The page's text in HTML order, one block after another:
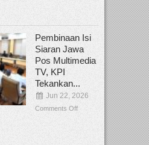
Pembinaan Isi
Siaran Jawa
Pos Multimedia
TV, KPI
Tekankan...
Jun 22, 2026
Comments Off